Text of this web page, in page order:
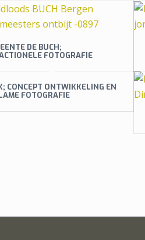
DE BUCH;
FOTOGRAFIE
CONCEPT ONTWIKKELING EN
FOTOGRAFIE